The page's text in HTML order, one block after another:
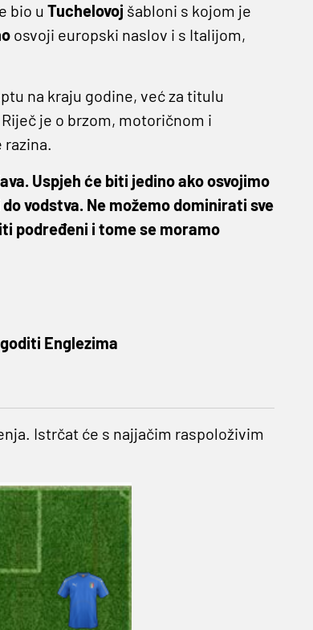
bio u Tuchelovoj šabloni s kojom je
osvoji europski naslov i s Italijom,
na kraju godine, već za titulu
je o brzom, motoričnom i
Uspjeh će biti jedino ako osvojimo
vodstva. Ne možemo dominirati sve
podređeni i tome se moramo
Englezima
Istrčat će s najjačim raspoloživim